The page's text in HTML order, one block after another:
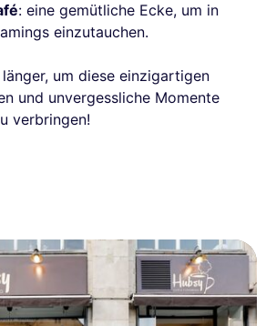
: eine gemütliche Ecke, um in
einzutauchen.
um diese einzigartigen
und unvergessliche Momente
verbringen!